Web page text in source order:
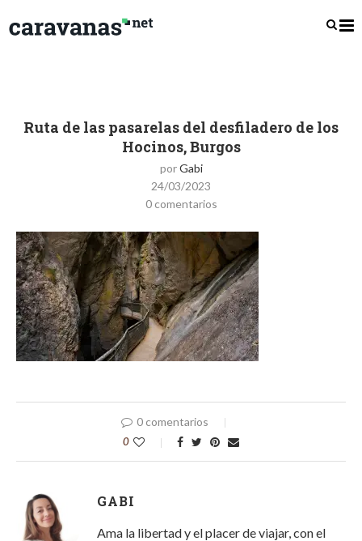
Ruta de las pasarelas del desfiladero de los
Hocinos, Burgos
porGabi
24/03/2023
0 comentarios
0 comentarios
0
GABI
Ama la libertad y el placer de viajar, con el